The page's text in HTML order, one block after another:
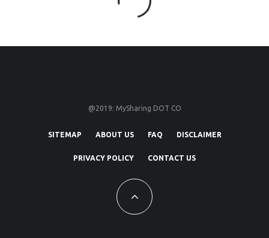
@2019: MySharing DOT CO
SITEMAP ABOUT US FAQ DISCLAIMER
PRIVACY POLICY CONTACT US